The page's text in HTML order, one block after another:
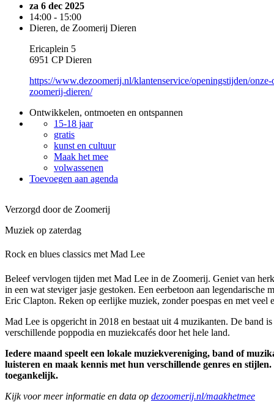
za 6 dec 2025
14:00 - 15:00
Dieren, de Zoomerij Dieren
Ericaplein 5
6951 CP Dieren
https://www.dezoomerij.nl/klantenservice/openingstijden/
zoomerij-dieren/
Ontwikkelen, ontmoeten en ontspannen
15-18 jaar
gratis
kunst en cultuur
Maak het mee
volwassenen
Toevoegen aan agenda
Verzorgd door de Zoomerij
Muziek op zaterdag
Rock en blues classics met Mad Lee
Beleef vervlogen tijden met Mad Lee in de Zoomerij. Geniet van
in een wat steviger jasje gestoken. Een eerbetoon aan legendarische
Eric Clapton. Reken op eerlijke muziek, zonder poespas en met veel
Mad Lee is opgericht in 2018 en bestaat uit 4 muzikanten. De band
verschillende poppodia en muziekcafés door het hele land.
Iedere maand speelt een lokale muziekvereniging, band of
luisteren en maak kennis met hun verschillende genres en
toegankelijk.
Kijk voor meer informatie en data op dezoomerij.nl/maakhetmee